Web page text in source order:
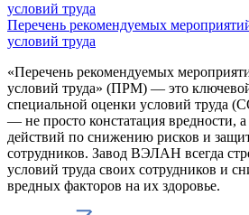
Перечень рекомендуемых
условий труда
«Перечень рекомендуемых
условий труда» (ПРМ) — это
специальной оценки условий труда
— не просто констатация вредности,
действий по снижению рисков и
сотрудников. Завод ВЭЛАН всегда
условий труда своих сотрудников и
вредных факторов на их здоровье.